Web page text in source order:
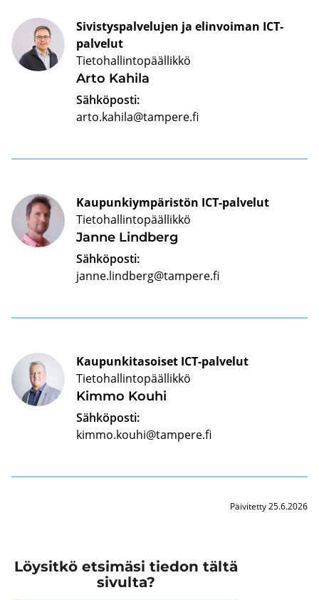
Arto Ka­hi­la
Sivistyspalvelujen ja elinvoiman ICT-
palvelut
Tietohallintopäällikkö
Sähköposti:
arto.kahila@tampere.fi
Janne Lind­berg
Kaupunkiympäristön ICT-palvelut
Tietohallintopäällikkö
Sähköposti:
janne.lindberg@tampere.fi
Kimmo Kouhi
Kaupunkitasoiset ICT-palvelut
Tietohallintopäällikkö
Sähköposti:
kimmo.kouhi@tampere.fi
Päivitetty 25.6.2026
Löysitkö etsimäsi tiedon tältä
sivulta?